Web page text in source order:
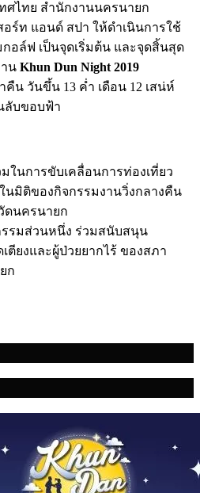
ศไทย สำนักงานนครนายก
ร์ท แอนด์ สปา ให้ดำเนินการใช้
อล์ฟ เป็นจุดเริ่มต้น และจุดสิ้นสุด
น Khun Dun Night 2019
น วันขึ้น 13 ค่ำ เดือน 12 เสน่ห์
ลับขอบฟ้า
ในการขับเคลื่อนการท่องเที่ยว
นมิติของกิจกรรมงานวิ่งกลางคืน
ดนครนายก
รรมส่วนหนึ่ง ร่วมสนับสนุน
ตียงและผู้ป่วยยากไร้ ของสภา
ก